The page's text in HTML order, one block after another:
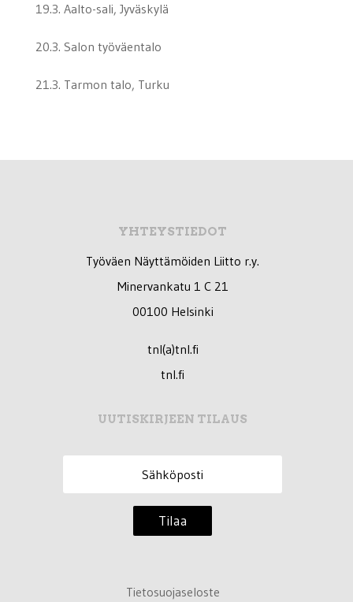
19.3. Aalto-sali, Jyväskylä
20.3. Salon työväentalo
21.3. Tarmon talo, Turku
YHTEYSTIEDOT
Työväen Näyttämöiden Liitto r.y.
Minervankatu 1 C 21
00100 Helsinki
tnl(a)tnl.fi
tnl.fi
UUTISKIRJEEN TILAUS
Tilaa
Tietosuojaseloste